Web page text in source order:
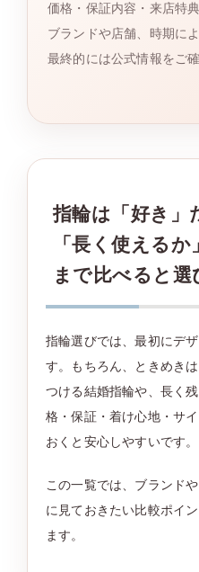
価格・保証内容・来店特
ブランドや店舗、時期に
最終的には公式情報をご
指輪は「好き」
「長く使えるか」
まで比べると
指輪選びでは、最初にデ
す。もちろん、ときめき
つける結婚指輪や、長く
格・保証・着け心地・サ
おくと安心しやすいです。
この一覧では、ブランド
に見ておきたい比較ポイ
ます。